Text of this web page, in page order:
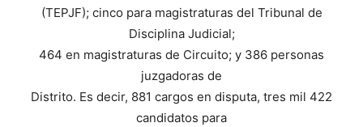
(TEPJF); cinco para magistraturas del Tribunal de
Disciplina Judicial;
464 en magistraturas de Circuito; y 386 personas
juzgadoras de
Distrito. Es decir, 881 cargos en disputa, tres mil 422
candidatos para